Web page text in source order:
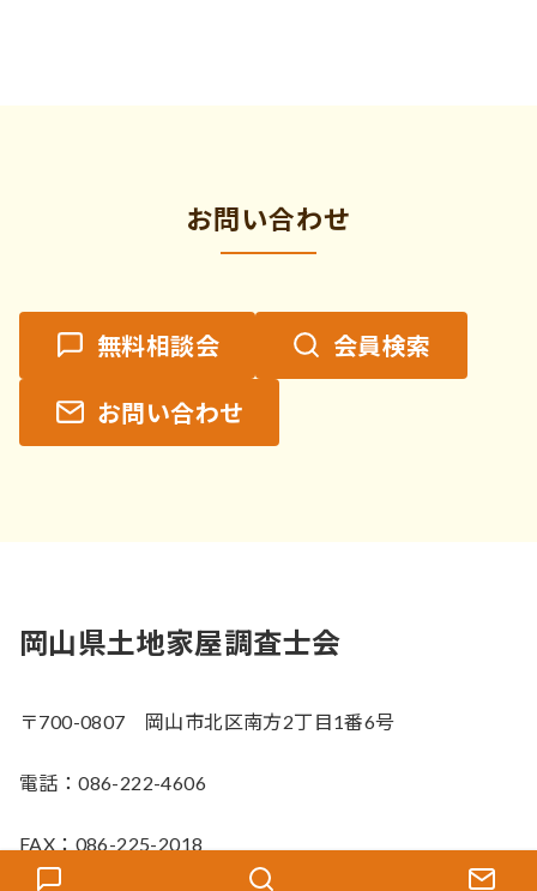
お問い合わせ
無料相談会 会員検索
お問い合わせ
岡山県土地家屋調査士会
〒700-0807 岡山市北区南方2丁目1番6号
電話：086-222-4606
FAX：086-225-2018